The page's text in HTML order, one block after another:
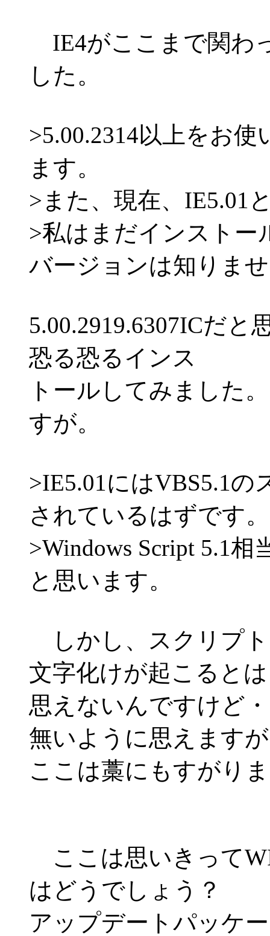
IE4がここまで関わ
した。
>5.00.2314以上をお
ます。
>また、現在、IE5.01
>私はまだインストー
バージョンは知りま
5.00.2919.6307ICだ
恐る恐るインス
トールしてみました
すが。
>IE5.01にはVBS5.1
されているはずです。
>Windows Script 5.1
と思います。
しかし、スクリプ
文字化けが起こるとは
思えないんですけど
無いように思えますが
ここは藁にもすがり
ここは思いきって
はどうでしょう？
アップデートパッケ